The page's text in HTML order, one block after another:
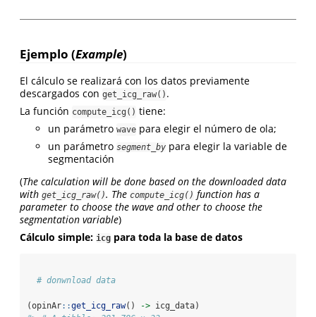
Ejemplo (Example)
El cálculo se realizará con los datos previamente
descargados con get_icg_raw() .
La función compute_icg() tiene:
un parámetro wave para elegir el número de ola;
un parámetro segment_by para elegir la variable de
segmentación
(The calculation will be done based on the downloaded data
with get_icg_raw(). The compute_icg() function has a
parameter to choose the wave and other to choose the
segmentation variable)
Cálculo simple: icg para toda la base de datos
# donwnload data
(opinAr::get_icg_raw() -> icg_data)